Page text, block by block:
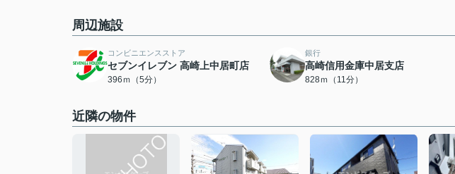
周辺施設
コンビニエンスストア
セブンイレブン 高崎上中居町店
396ｍ（5分）
銀行
高崎信用金庫中居支店
828ｍ（11分）
近隣の物件